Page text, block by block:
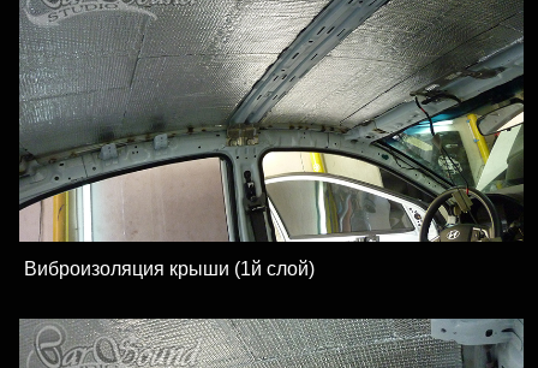
Виброизоляция крыши (1й слой)